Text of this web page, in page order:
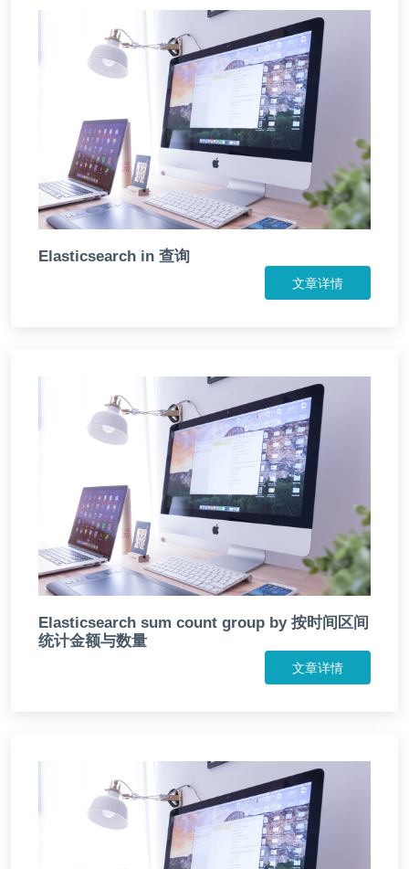
Elasticsearch in 查询
文章详情
Elasticsearch sum count group by 按时间区间
统计金额与数量
文章详情